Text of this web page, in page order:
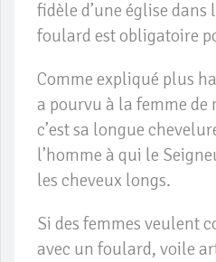
fidèle d’une église
foulard est obligatoire
Comme expliqué plus
a pourvu à la femme
c’est sa longue
l’homme à qui le
les cheveux longs.
Si des femmes veulent
avec un foulard, voile